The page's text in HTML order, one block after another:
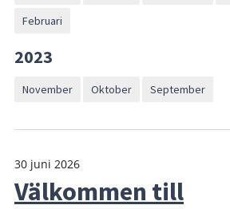
Februari
2023
November Oktober September
30 juni 2026
Välkommen till